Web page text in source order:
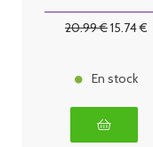
20.99€15.74€
En stock